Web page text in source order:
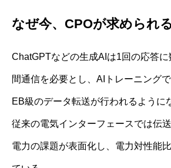
なぜ今、CPOが求められ
ChatGPTなどの生成AIは1回の応答
間通信を必要とし、AIトレーニング
EB級のデータ転送が行われるように
従来の電気インターフェースでは伝
電力の課題が表面化し、電力対性能